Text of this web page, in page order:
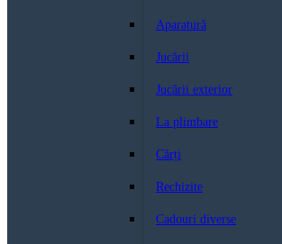
Aparatură
Jucării
Jucării exterior
La plimbare
Cărți
Rechizite
Cadouri diverse